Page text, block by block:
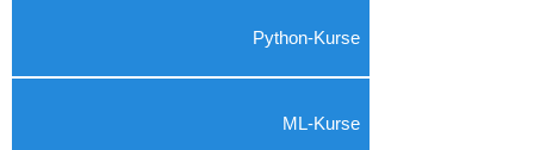
Python-Kurse
ML-Kurse